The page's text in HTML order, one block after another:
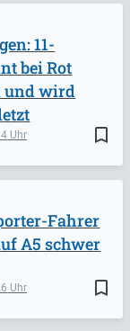
bookmark_border
11-
bei Rot
und wird
bookmark_border
Fahrer
A5 schwer